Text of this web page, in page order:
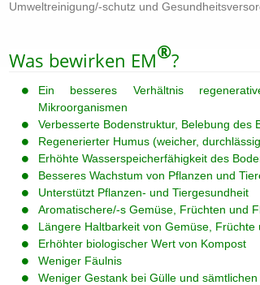
Umweltreinigung/-schutz und
Was bewirken EM®?
Ein besseres Verhältnis
Mikroorganismen
Verbesserte Bodenstruktur, Belebung des
Regenerierter Humus (weicher,
Erhöhte Wasserspeicherfähigkeit des
Besseres Wachstum von Pflanzen und
Unterstützt Pflanzen- und Tiergesundheit
Aromatischere/-s Gemüse, Früchten und
Längere Haltbarkeit von Gemüse, Früchte
Erhöhter biologischer Wert von Kompost
Weniger Fäulnis
Weniger Gestank bei Gülle und